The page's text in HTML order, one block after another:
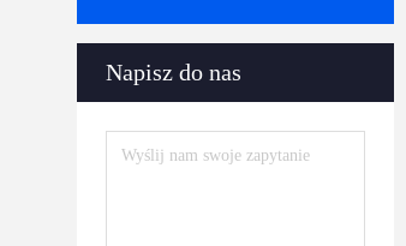
Napisz do nas